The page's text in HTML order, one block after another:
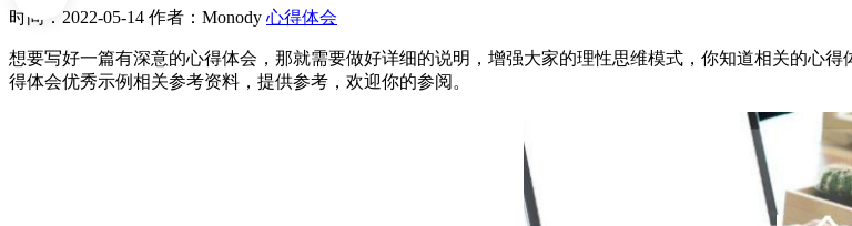
时间：2022-05-14 作者：Monody 心得体会
想要写好一篇有深意的心得体会，那就需要做好详细的说明，增强大家的理性思维模式，你知道相关的心
得体会优秀示例相关参考资料，提供参考，欢迎你的参阅。